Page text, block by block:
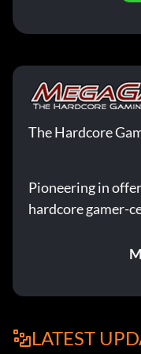
The Hardcore
Pioneering in
hardcore gamer-
LATEST